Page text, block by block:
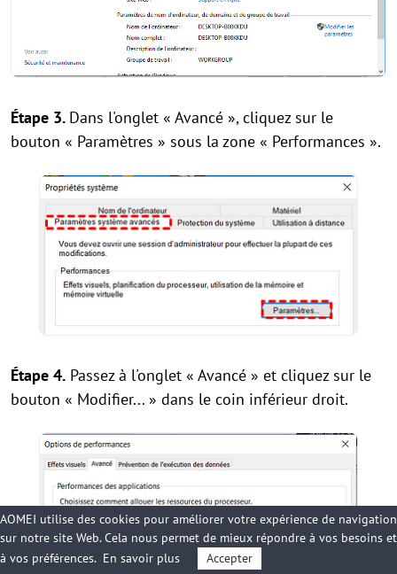
Étape 3. Dans l'onglet « Avancé », cliquez sur le
bouton « Paramètres » sous la zone « Performances ».
Étape 4. Passez à l'onglet « Avancé » et cliquez sur le
bouton « Modifier... » dans le coin inférieur droit.
AOMEI utilise des cookies pour améliorer votre expérience de navigation
sur notre site Web. Cela nous permet de mieux répondre à vos besoins et
à vos préférences. En savoir plus Accepter